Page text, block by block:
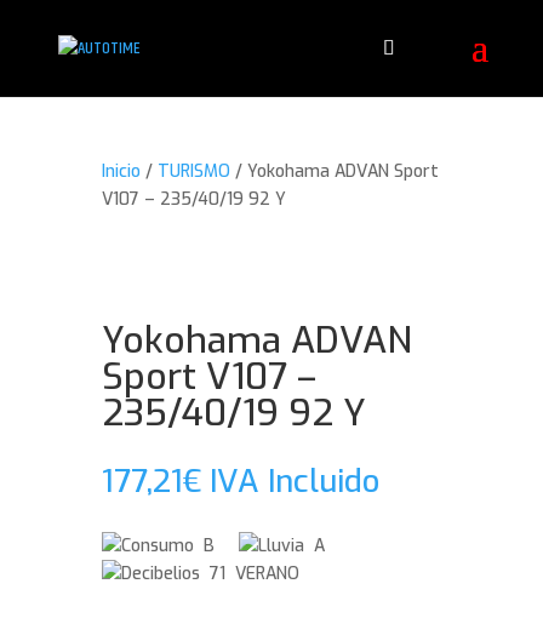
Inicio / TURISMO / Yokohama ADVAN Sport
V107 – 235/40/19 92 Y
Yokohama ADVAN
Sport V107 –
235/40/19 92 Y
177,21€ IVA Incluido
B
A
71 VERANO